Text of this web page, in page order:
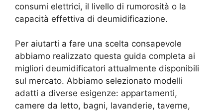
consumi elettrici, il livello di rumorosità o la
capacità effettiva di deumidificazione.
Per aiutarti a fare una scelta consapevole
abbiamo realizzato questa guida completa ai
migliori deumidificatori attualmente disponibili
sul mercato. Abbiamo selezionato modelli
adatti a diverse esigenze: appartamenti,
camere da letto, bagni, lavanderie, taverne,